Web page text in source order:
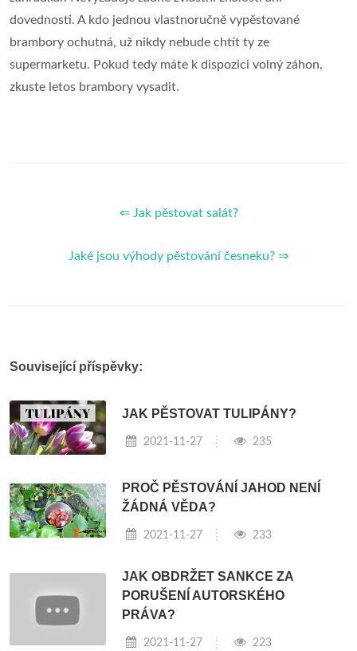
dovednosti. A kdo jednou vlastnoručně vypěstované
brambory ochutná, už nikdy nebude chtít ty ze
supermarketu. Pokud tedy máte k dispozici volný záhon,
zkuste letos brambory vysadit.
⇐ Jak pěstovat salát?
Jaké jsou výhody pěstování česneku? ⇒
Související příspěvky:
JAK PĚSTOVAT TULIPÁNY?
2021-11-27 235
PROČ PĚSTOVÁNÍ JAHOD NENÍ
ŽÁDNÁ VĚDA?
2021-11-27 233
JAK OBDRŽET SANKCE ZA
PORUŠENÍ AUTORSKÉHO
PRÁVA?
2021-11-27 223